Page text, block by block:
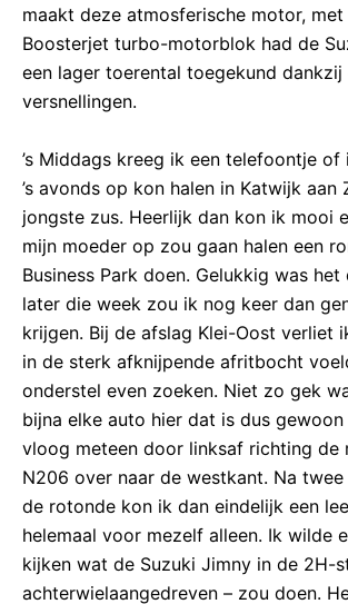
maakt deze atmosferische motor, met
Boosterjet turbo-motorblok had de
een lager toerental toegekund dankzij
versnellingen.
’s Middags kreeg ik een telefoontje
’s avonds op kon halen in Katwijk aan
jongste zus. Heerlijk dan kon ik mooi
mijn moeder op zou gaan halen een
Business Park doen. Gelukkig was
later die week zou ik nog keer dan
krijgen. Bij de afslag Klei-Oost verliet
in de sterk afknijpende afritbocht
onderstel even zoeken. Niet zo gek
bijna elke auto hier dat is dus
vloog meteen door linksaf richting de
N206 over naar de westkant. Na
de rotonde kon ik dan eindelijk een
helemaal voor mezelf alleen. Ik wilde
kijken wat de Suzuki Jimny in de 2H-
achterwielaangedreven – zou doen.